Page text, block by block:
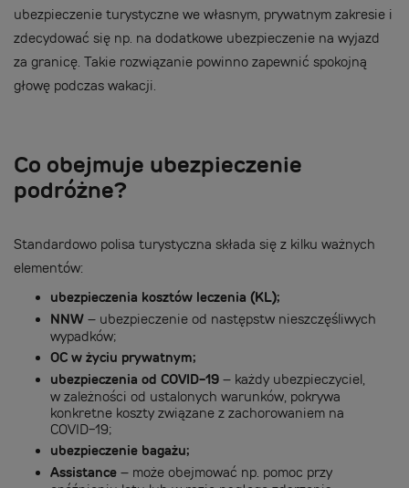
ubezpieczenie turystyczne we własnym, prywatnym zakresie i
zdecydować się np. na dodatkowe ubezpieczenie na wyjazd
za granicę. Takie rozwiązanie powinno zapewnić spokojną
głowę podczas wakacji.
Co obejmuje ubezpieczenie
podróżne?
Standardowo polisa turystyczna składa się z kilku ważnych
elementów:
ubezpieczenia kosztów leczenia (KL);
NNW – ubezpieczenie od następstw nieszczęśliwych
wypadków;
OC w życiu prywatnym;
ubezpieczenia od COVID-19 – każdy ubezpieczyciel,
w zależności od ustalonych warunków, pokrywa
konkretne koszty związane z zachorowaniem na
COVID-19;
ubezpieczenie bagażu;
Assistance – może obejmować np. pomoc przy